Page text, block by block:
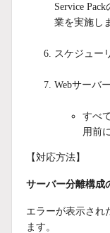
Service
業を実施し
スケジュー
Webサーバ
すべ
用前
【対応方法】
サーバー分離構成
エラーが表示され
ます。